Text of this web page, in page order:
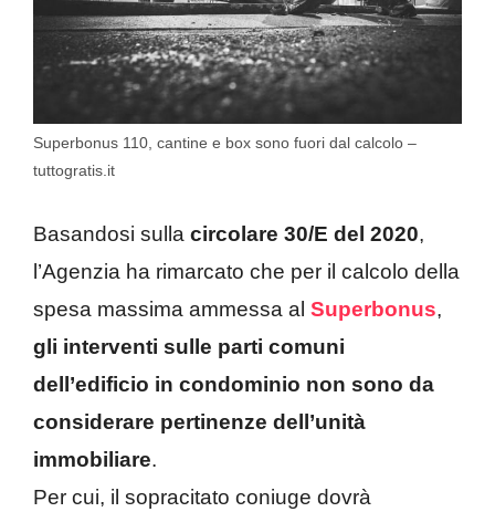
Superbonus 110, cantine e box sono fuori dal calcolo –
tuttogratis.it
Basandosi sulla circolare 30/E del 2020,
l’Agenzia ha rimarcato che per il calcolo della
spesa massima ammessa al Superbonus,
gli interventi sulle parti comuni
dell’edificio in condominio non sono da
considerare pertinenze dell’unità
immobiliare.
Per cui, il sopracitato coniuge dovrà